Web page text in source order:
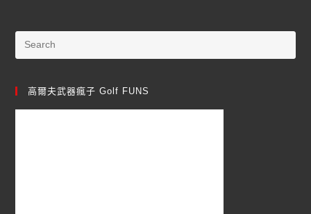
高爾夫武器瘋子 Golf FUNS